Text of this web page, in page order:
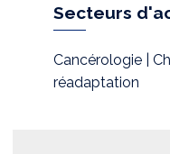
Secteurs
Cancérologie |
réadaptation